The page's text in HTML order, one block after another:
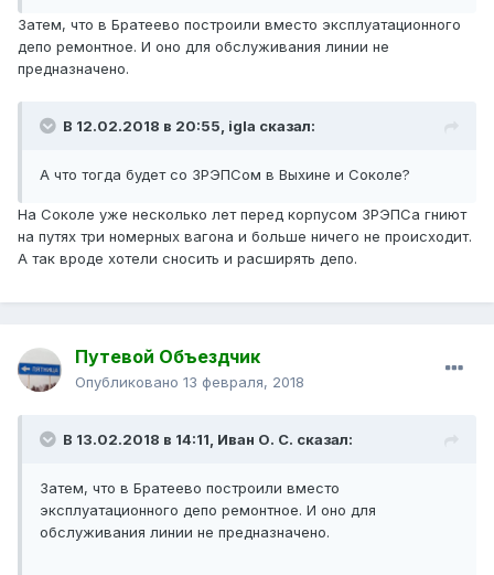
Затем, что в Братеево построили вместо эксплуатационного
депо ремонтное. И оно для обслуживания линии не
предназначено.
В 12.02.2018 в 20:55, igla сказал:
А что тогда будет со ЗРЭПСом в Выхине и Соколе?
На Соколе уже несколько лет перед корпусом ЗРЭПСа гниют
на путях три номерных вагона и больше ничего не происходит.
А так вроде хотели сносить и расширять депо.
Путевой Объездчик
Опубликовано 13 февраля, 2018
В 13.02.2018 в 14:11, Иван О. С. сказал:
Затем, что в Братеево построили вместо
эксплуатационного депо ремонтное. И оно для
обслуживания линии не предназначено.